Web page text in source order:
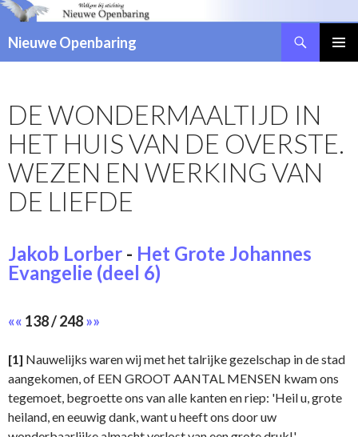
Nieuwe Openbaring
SPRINGEN
DE WONDERMAALTIJD IN
HET HUIS VAN DE OVERSTE.
WEZEN EN WERKING VAN
DE LIEFDE
Jakob Lorber - Het Grote Johannes
Evangelie (deel 6)
«« 138 / 248»»
[1] Nauwelijks waren wij met het talrijke gezelschap in de stad
aangekomen, of EEN GROOT AANTAL MENSEN kwam ons
tegemoet, begroette ons van alle kanten en riep: 'Heil u, grote
heiland, en eeuwig dank, want u heeft ons door uw